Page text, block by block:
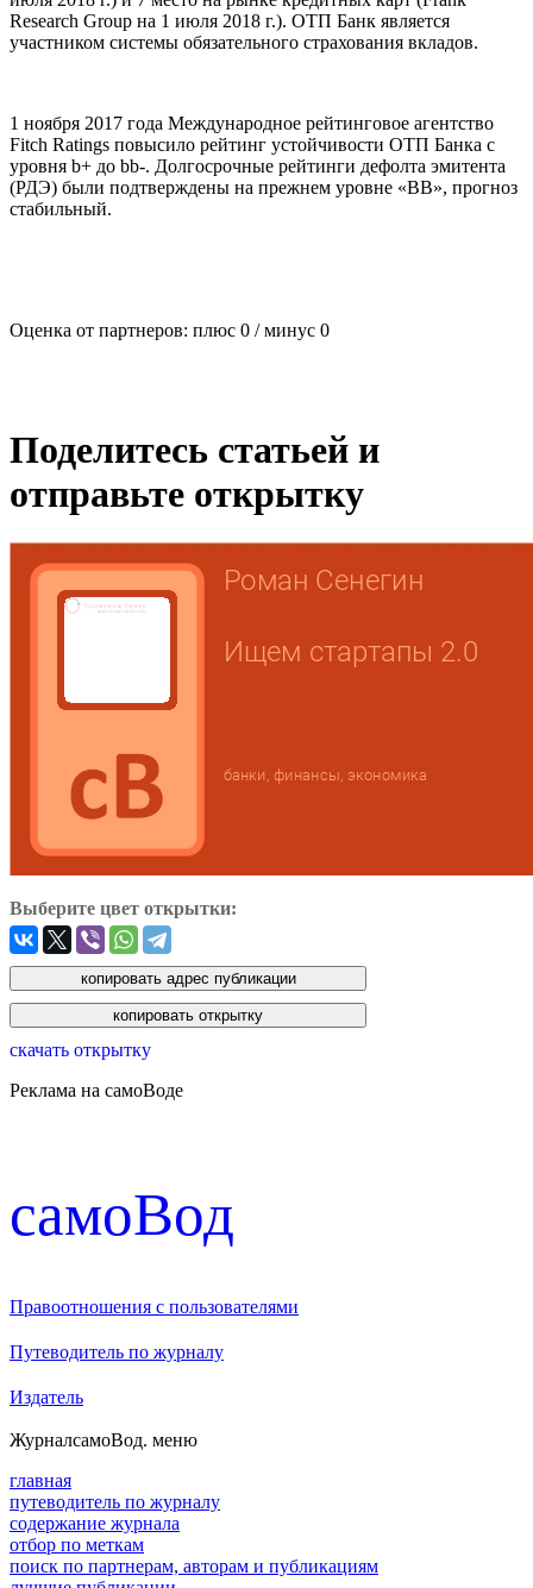
Research Group на 1 июля 2018 г.). ОТП Банк является
участником системы обязательного страхования вкладов.
1 ноября 2017 года Международное рейтинговое агентство
Fitch Ratings повысило рейтинг устойчивости ОТП Банка с
уровня b+ до bb-. Долгосрочные рейтинги дефолта эмитента
(РДЭ) были подтверждены на прежнем уровне «BB», прогноз
стабильный.
Оценка от партнеров: плюс 0 / минус 0
Поделитесь статьей и
отправьте открытку
Выберите цвет открытки:
скачать открытку
Реклама на самоВоде
cамоВод
Правоотношения с пользователями
Путеводитель по журналу
Издатель
ЖурналсамоВод. меню
главная
путеводитель по журналу
содержание журнала
отбор по меткам
поиск по партнерам, авторам и публикациям